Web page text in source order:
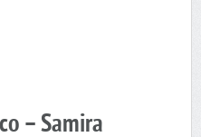
– Samira